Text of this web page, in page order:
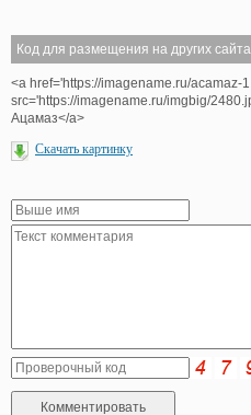
Код для размещения на других
<a href='https://imagename.ru/acamaz-
src='https://imagename.ru/imgbig/
Ацамаз</a>
Скачать картинку